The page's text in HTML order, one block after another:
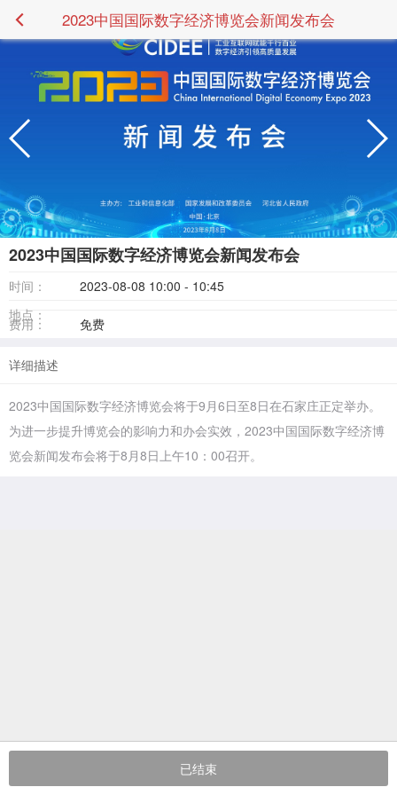
2023中国国际数字经济博览会新闻发布会
2023中国国际数字经济博览会新闻发布会
时间：
2023-08-08 10:00 - 10:45
地点：
费用： 免费
详细描述
2023中国国际数字经济博览会将于9月6日至8日在石家庄正定举办。
为进一步提升博览会的影响力和办会实效，2023中国国际数字经济博
览会新闻发布会将于8月8日上午10：00召开。
已结束